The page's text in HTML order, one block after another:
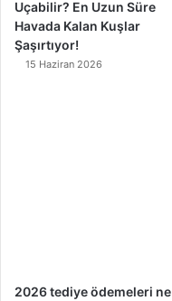
Uçabilir? En Uzun Süre
Havada Kalan Kuşlar
Şaşırtıyor!
15 Haziran 2026
2026 tediye ödemeleri ne